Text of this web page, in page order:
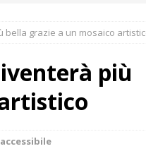
per i lavori della nuova
su due ruote lungo il Belbo
controlli, denunce e lotta al
bella grazie a un mosaico
più